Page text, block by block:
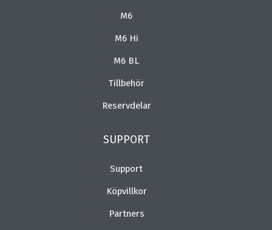
M6
M6 Hi
M6 BL
Tillbehör
Reservdelar
SUPPORT
Support
Köpvillkor
Partners